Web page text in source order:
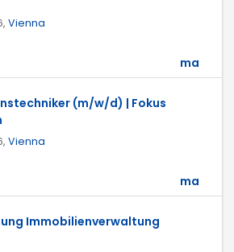
Vienna
ma
(m/w/d) | Fokus
Vienna
ma
Immobilienverwaltung